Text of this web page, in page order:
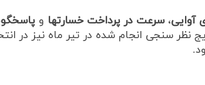
آوایی، سرعت در پرداخت خسارتها و پ
نظر سنجی انجام شده در تیر ماه نیز در